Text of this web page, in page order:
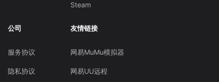
Steam
公司
服务协议
隐私协议
友情链接
网易MuMu模拟器
网易UU远程